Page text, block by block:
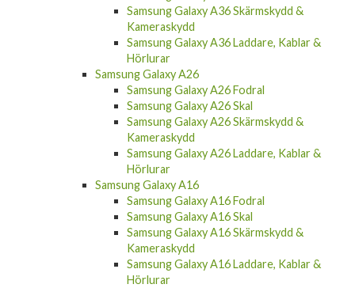
Samsung Galaxy A36 Skärmskydd &
Kameraskydd
Samsung Galaxy A36 Laddare, Kablar &
Hörlurar
Samsung Galaxy A26
Samsung Galaxy A26 Fodral
Samsung Galaxy A26 Skal
Samsung Galaxy A26 Skärmskydd &
Kameraskydd
Samsung Galaxy A26 Laddare, Kablar &
Hörlurar
Samsung Galaxy A16
Samsung Galaxy A16 Fodral
Samsung Galaxy A16 Skal
Samsung Galaxy A16 Skärmskydd &
Kameraskydd
Samsung Galaxy A16 Laddare, Kablar &
Hörlurar